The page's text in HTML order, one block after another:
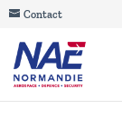
Contact